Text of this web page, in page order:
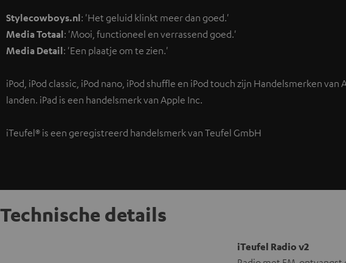
Stylecowboys.nl: 'Het geluid klinkt meer dan goed.'
Media Totaal: 'Mooi, functioneel en verrassend goed.'
Media Detail: 'Een plaatje om te zien.'
iPod, iPod classic, iPod nano, iPod shuffle en iPod touch zijn Handelsmerken
landen. iPad is een handelsmerk van Apple Inc.
iTeufel® is een geregistreerd handelsmerk van Teufel GmbH
Technische details
iTeufel Radio v2